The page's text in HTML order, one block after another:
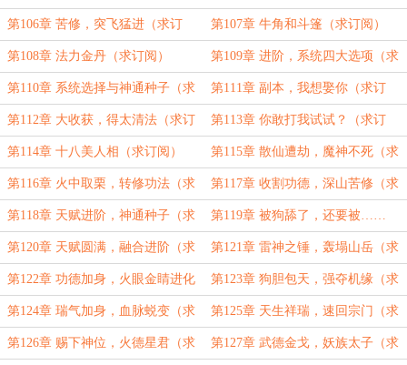
订阅）
第106章 苦修，突飞猛进（求订
阅）
第107章 牛角和斗篷（求订阅）
第108章 法力金丹（求订阅） 第109章 进阶，系统四大选项（求
订阅）
第110章 系统选择与神通种子（求
订阅）
第111章 副本，我想娶你（求订
阅）
第112章 大收获，得太清法（求订
阅）
第113章 你敢打我试试？（求订
阅）
第114章 十八美人相（求订阅） 第115章 散仙遭劫，魔神不死（求
订阅）
第116章 火中取栗，转修功法（求
订阅）
第117章 收割功德，深山苦修（求
订阅）
第118章 天赋进阶，神通种子（求
订阅）
第119章 被狗舔了，还要被……
（国庆快乐）
第120章 天赋圆满，融合进阶（求
订阅）
第121章 雷神之锤，轰塌山岳（求
订阅）
第122章 功德加身，火眼金睛进化
（求订阅）
第123章 狗胆包天，强夺机缘（求
订阅））
第124章 瑞气加身，血脉蜕变（求
订阅）
第125章 天生祥瑞，速回宗门（求
订阅）
第126章 赐下神位，火德星君（求 第127章 武德金戈，妖族太子（求